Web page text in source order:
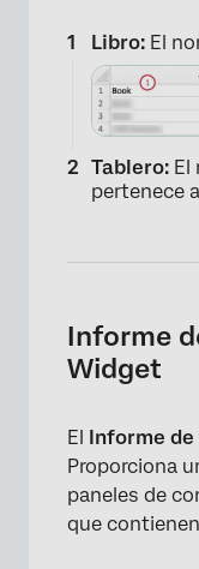
Libro: El
Tablero: El
pertenece
Informe
Widget
El Informe
Proporciona
paneles de
que